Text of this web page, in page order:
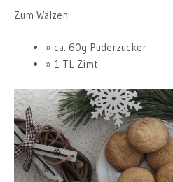
Zum Wälzen:
ca. 60g Puderzucker
1 TL Zimt